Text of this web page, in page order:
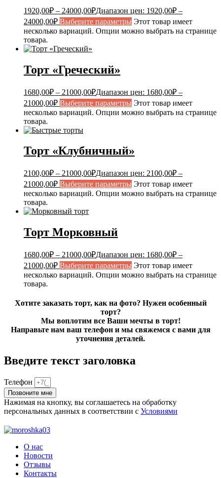
1920,00₽ – 24000,00₽Диапазон цен: 1920,00₽ –
24000,00₽ Выберите параметры Этот товар имеет
несколько вариаций. Опции можно выбрать на странице
товара.
Торт «Греческий»
1680,00₽ – 21000,00₽Диапазон цен: 1680,00₽ –
21000,00₽ Выберите параметры Этот товар имеет
несколько вариаций. Опции можно выбрать на странице
товара.
Торт «Клубничный»
2100,00₽ – 21000,00₽Диапазон цен: 2100,00₽ –
21000,00₽ Выберите параметры Этот товар имеет
несколько вариаций. Опции можно выбрать на странице
товара.
Торт Морковный
1680,00₽ – 21000,00₽Диапазон цен: 1680,00₽ –
21000,00₽ Выберите параметры Этот товар имеет
несколько вариаций. Опции можно выбрать на странице
товара.
Хотите заказать торт, как на фото? Нужен особенный
торт?
Мы воплотим все Ваши мечты в торт!
Направьте нам ваш телефон и мы свяжемся с вами для
уточнения деталей.
Введите текст заголовка
Телефон
Позвоните мне
Нажимая на кнопку, вы соглашаетесь на обработку
персональных данных в соответствии с Условиями
О нас
Новости
Отзывы
Контакты